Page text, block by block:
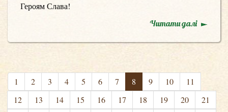
Героям Слава!
Читати далі
1 2 3 4 5 6 7 8 9 10
11
12
13 14 15 16 17 18 19 20
21